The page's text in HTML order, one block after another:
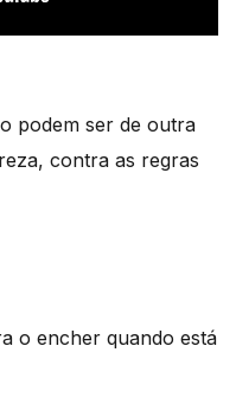
podem ser de outra
contra as regras
o encher quando está